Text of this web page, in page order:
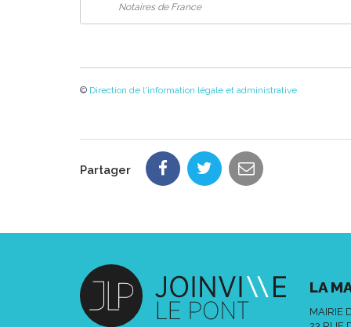
Notaires de France
© Direction de l'information légale et administrative
Partager
LA
MAIRIE